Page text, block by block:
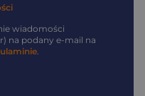
wiadomości
na podany e-mail na